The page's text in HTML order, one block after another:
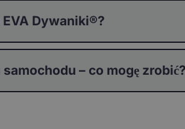
Dywaniki®?
– co mogę zrobić?